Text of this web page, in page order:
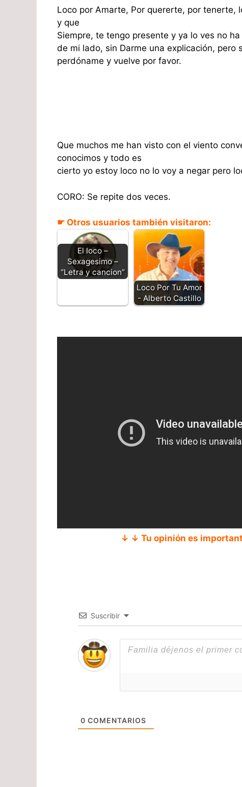
Loco por Amarte, Por quererte, por
y que
Siempre, te tengo presente y ya lo ves no
de mi lado, sin Darme una explicación, pero
perdóname y vuelve por favor.
Que muchos me han visto con el viento
conocimos y todo es
cierto yo estoy loco no lo voy a negar pero
CORO: Se repite dos veces.
☛ Otros usuarios también visitaron:
El loco –
Sexagesimo –
“Letra y cancion”
Loco Por Tu Amor
- Alberto Castillo
↓ ↓ Tu opinión es
Suscribir
0 COMENTARIOS